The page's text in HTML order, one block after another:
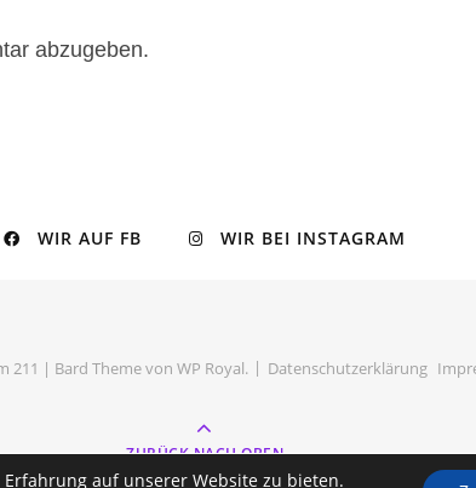
abzugeben.
WIR AUF FB WIR BEI INSTAGRAM
211 | Bard Theme von WP Royal. Datenschutzerklärung
ZURÜCK NACH OBEN
auf unserer Website zu bieten.